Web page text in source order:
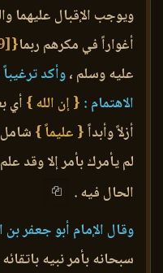
ويوجب الإقبال عليهما
أغواراً في مكرهم ربما{
[54959]
عليه وسلم ،وأكد
الاهتمام : { إن الله }أي
أزلاً وأبداً{ عليماً } شامل
لم يأمرك بأمر إلا وقد
الحال فيه .
وقال الإمام أبو جعفر بن
سبحانه بأمر نبيه